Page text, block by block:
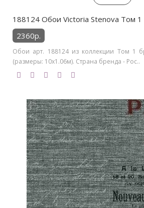
188124 Обои Victoria Stenova Том 1
2360р.
Обои арт. 188124 из коллекции Том 1
(размеры: 10х1.06м). Страна бренда - Рос..